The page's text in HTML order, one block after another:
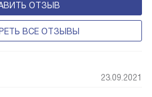
ОТЗЫВ
ВСЕ ОТЗЫВЫ
23.09.2021